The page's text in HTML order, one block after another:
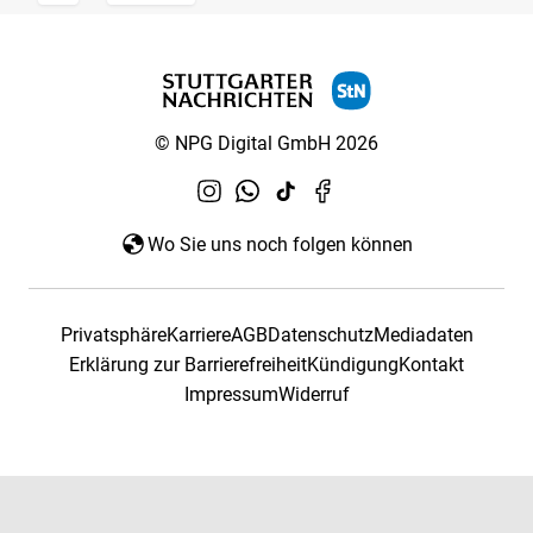
© NPG Digital GmbH 2026
Wo Sie uns noch folgen können
PrivatsphäreKarriereAGBDatenschutzMediadaten
Erklärung zur BarrierefreiheitKündigungKontakt
ImpressumWiderruf